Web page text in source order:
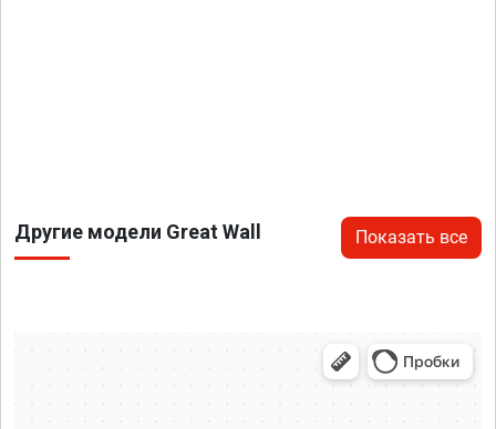
Другие модели Great Wall Показать все